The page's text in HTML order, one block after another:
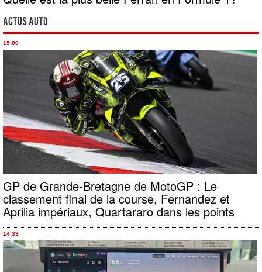
Actus Auto
15:00
GP de Grande-Bretagne de MotoGP : Le
classement final de la course, Fernandez et
Aprilia impériaux, Quartararo dans les points
14:39